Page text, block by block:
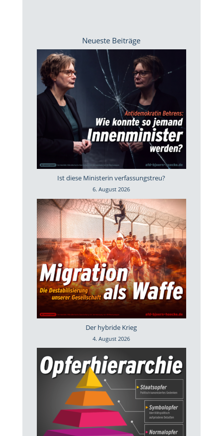
Neueste Beiträge
Ist diese Ministerin verfassungstreu?
6. August 2026
Der hybride Krieg
4. August 2026